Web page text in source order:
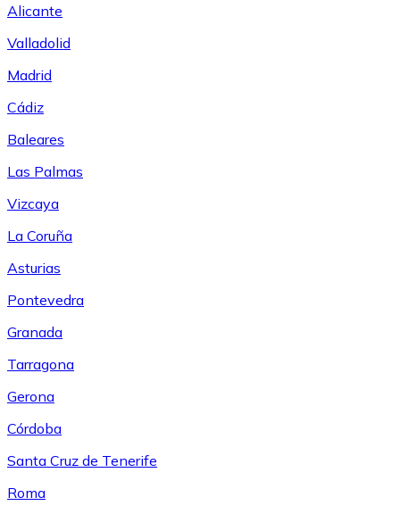
Alicante
Valladolid
Madrid
Cádiz
Baleares
Las Palmas
Vizcaya
La Coruña
Asturias
Pontevedra
Granada
Tarragona
Gerona
Córdoba
Santa Cruz de Tenerife
Roma